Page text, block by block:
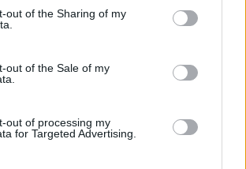
out of the Sharing of my
out of the Sale of my
out of processing my
for Targeted Advertising.
i tifosi ma anche noi come
che poi il mio lavoro è quello di
felice del rientro di Cole,
che torni al 100%. Ha fatto tanto
club e sono sicuro che farà lo
ai prossimi mesi".